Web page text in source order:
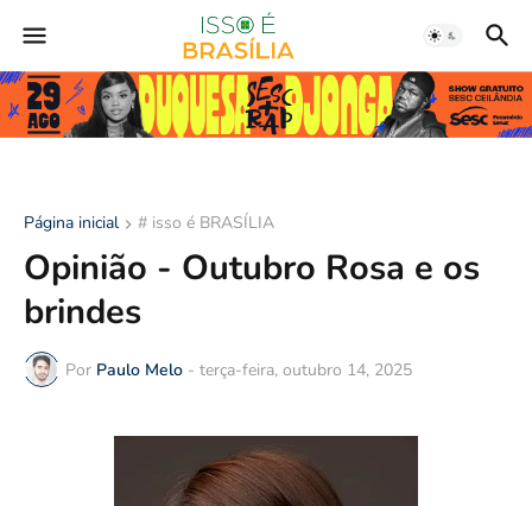
Página inicial # isso é BRASÍLIA
Opinião - Outubro Rosa e os
brindes
Por Paulo Melo - terça-feira, outubro 14, 2025